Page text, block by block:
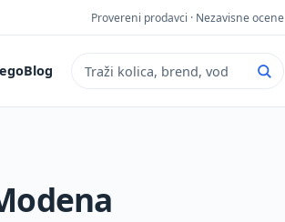
Provereni prodavci · Nezavisne ocene
Blog
Pretraga sajta